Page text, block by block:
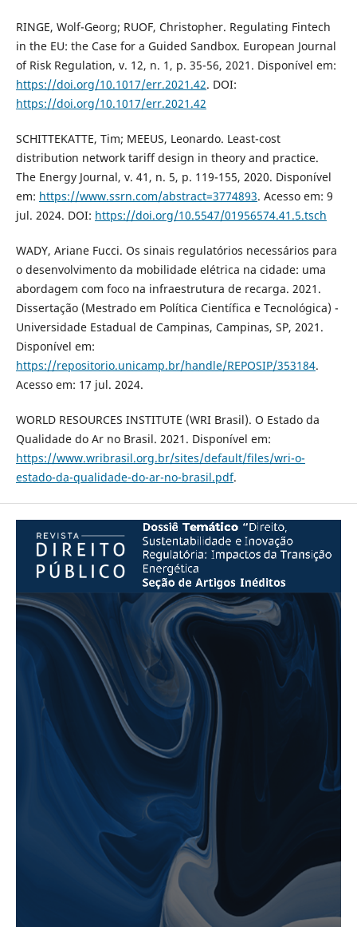
RINGE, Wolf-Georg; RUOF, Christopher. Regulating Fintech
in the EU: the Case for a Guided Sandbox. European Journal
of Risk Regulation, v. 12, n. 1, p. 35-56, 2021. Disponível em:
https://doi.org/10.1017/err.2021.42. DOI:
https://doi.org/10.1017/err.2021.42
SCHITTEKATTE, Tim; MEEUS, Leonardo. Least-cost
distribution network tariff design in theory and practice.
The Energy Journal, v. 41, n. 5, p. 119-155, 2020. Disponível
em: https://www.ssrn.com/abstract=3774893. Acesso em: 9
jul. 2024. DOI: https://doi.org/10.5547/01956574.41.5.tsch
WADY, Ariane Fucci. Os sinais regulatórios necessários para
o desenvolvimento da mobilidade elétrica na cidade: uma
abordagem com foco na infraestrutura de recarga. 2021.
Dissertação (Mestrado em Política Científica e Tecnológica) -
Universidade Estadual de Campinas, Campinas, SP, 2021.
Disponível em:
https://repositorio.unicamp.br/handle/REPOSIP/353184.
Acesso em: 17 jul. 2024.
WORLD RESOURCES INSTITUTE (WRI Brasil). O Estado da
Qualidade do Ar no Brasil. 2021. Disponível em:
https://www.wribrasil.org.br/sites/default/files/wri-o-
estado-da-qualidade-do-ar-no-brasil.pdf.